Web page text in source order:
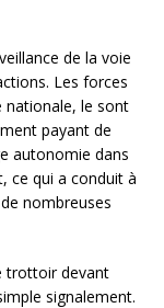
de la voie
Les forces
nationale, le sont
payant de
autonomie dans
ce qui a conduit à
nombreuses
trottoir devant
signalement.